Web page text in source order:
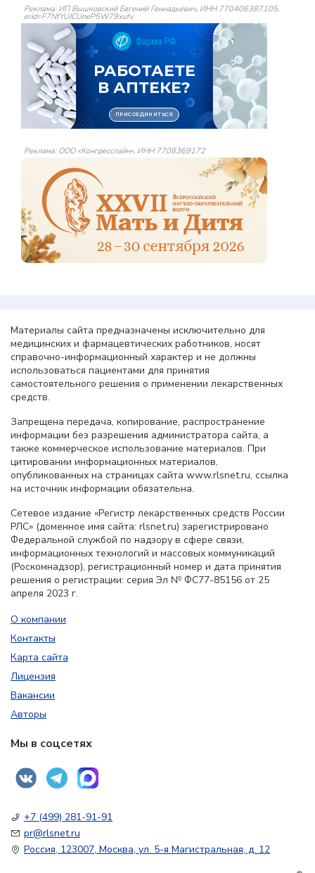
Реклама: ИП Вышковский Евгений Геннадьевич, ИНН 770406387105,
erid=F7NfYUJCUneP5W79xufv
Реклама: ООО «Конгресслайн», ИНН 7708369172
Материалы сайта предназначены исключительно для
медицинских и фармацевтических работников, носят
справочно-информационный характер и не должны
использоваться пациентами для принятия
самостоятельного решения о применении лекарственных
средств.
Запрещена передача, копирование, распространение
информации без разрешения администратора сайта, а
также коммерческое использование материалов. При
цитировании информационных материалов,
опубликованных на страницах сайта www.rlsnet.ru, ссылка
на источник информации обязательна.
Сетевое издание «Регистр лекарственных средств России
РЛС» (доменное имя сайта: rlsnet.ru) зарегистрировано
Федеральной службой по надзору в сфере связи,
информационных технологий и массовых коммуникаций
(Роскомнадзор), регистрационный номер и дата принятия
решения о регистрации: серия Эл № ФС77-85156 от 25
апреля 2023 г.
О компании
Контакты
Карта сайта
Лицензия
Вакансии
Авторы
Мы в соцсетях
+7 (499) 281-91-91
pr@rlsnet.ru
Россия, 123007, Москва, ул. 5-я Магистральная, д. 12